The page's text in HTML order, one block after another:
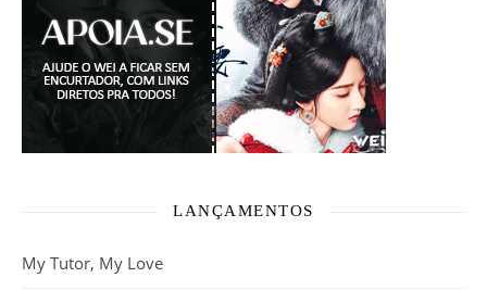
LANÇAMENTOS
My Tutor, My Love